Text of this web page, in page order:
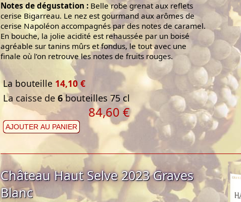
Notes de dégustation : Belle robe grenat aux reflets
cerise Bigarreau. Le nez est gourmand aux arômes de
cerise Napoléon accompagnés par des notes de caramel.
En bouche, la jolie acidité est rehaussée par un boisé
agréable sur tanins mûrs et fondus, le tout avec une
finale où l’on retrouve les notes de fruits rouges.
La bouteille 14,10 €
La caisse de 6bouteilles 75 cl
84,60 €
AJOUTER AU PANIER
Château Haut Selve 2023 Graves
Blanc